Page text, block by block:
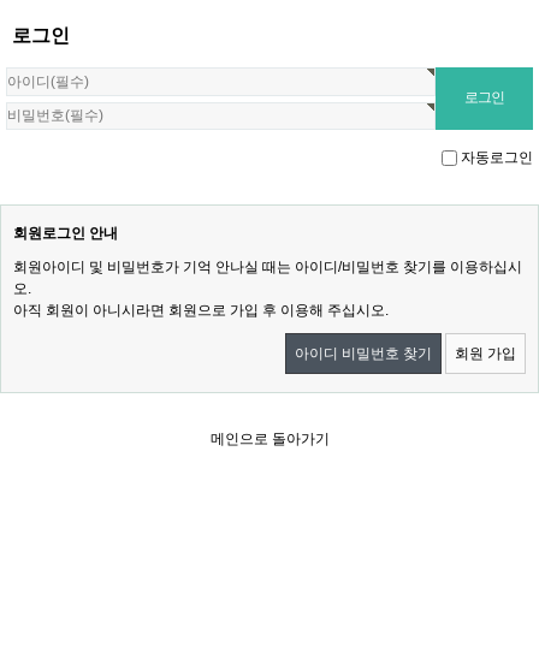
로그인
자동로그인
회원로그인 안내
회원아이디 및 비밀번호가 기억 안나실 때는 아이디/비밀번호 찾기를 이용하십시
오.
아직 회원이 아니시라면 회원으로 가입 후 이용해 주십시오.
아이디 비밀번호 찾기 회원 가입
메인으로 돌아가기